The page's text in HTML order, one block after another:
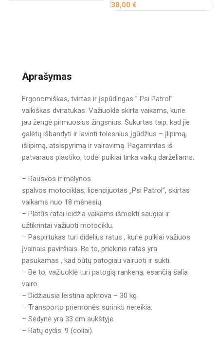
38,00 €
Aprašymas
Ergonomiškas, tvirtas ir įspūdingas ” Psi Patrol”
vaikiškas dviratukas. Važiuoklė skirta vaikams, kurie
jau žengė pirmuosius žingsnius. Sukurtas taip, kad jie
galėtų išbandyti ir lavinti tolesnius įgūdžius – įlipimą,
išlipimą, atsispyrimą ir vairavimą. Pagamintas iš
patvaraus plastiko, todėl puikiai tinka vaikų darželiams.
– Rausvos ir mėlynos
spalvos motociklas, licencijuotas „Psi Patrol”, skirtas
vaikams nuo 18 mėnesių.
– Platūs ratai leidžia vaikams išmokti saugiai ir
užtikrintai važiuoti motociklu.
– Paspirtukas turi didelius ratus , kurie puikiai važiuos
įvairiais paviršiais. Be to, priekinis ratas yra
pasukamas , kad būtų patogiau vairuoti ir sukti.
– Be to, važiuoklė turi patogią rankeną, esančią šalia
vairo.
– Didžiausia leistina apkrova – 30 kg.
– Transporto priemonės surinkti nereikia.
– Sėdynė yra 33 cm aukštyje.
– Ratų dydis: 9 (coliai).